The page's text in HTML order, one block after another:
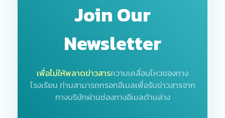
Join Our
Newsletter
เพื่อไม่ให้พลาดข่าวสารความเคลื่อนไหวของทาง
โรงเรียน ท่านสามารถกรอกอีเมลเพื่อรับข่าวสารจาก
ทางบริษัทผ่านช่องทางอีเมลด้านล่าง